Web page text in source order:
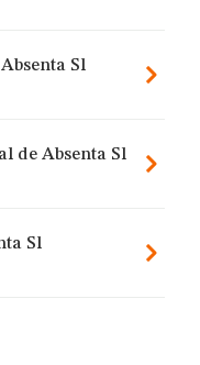
Sl
de Absenta Sl
Sl